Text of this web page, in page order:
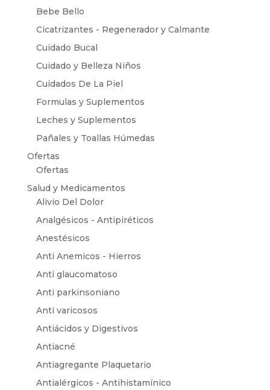
Bebe Bello
Cicatrizantes - Regenerador y Calmante
Cuidado Bucal
Cuidado y Belleza Niños
Cuidados De La Piel
Formulas y Suplementos
Leches y Suplementos
Pañales y Toallas Húmedas
Ofertas
Ofertas
Salud y Medicamentos
Alivio Del Dolor
Analgésicos - Antipiréticos
Anestésicos
Anti Anemicos - Hierros
Anti glaucomatoso
Anti parkinsoniano
Anti varicosos
Antiácidos y Digestivos
Antiacné
Antiagregante Plaquetario
Antialérgicos - Antihistamínico